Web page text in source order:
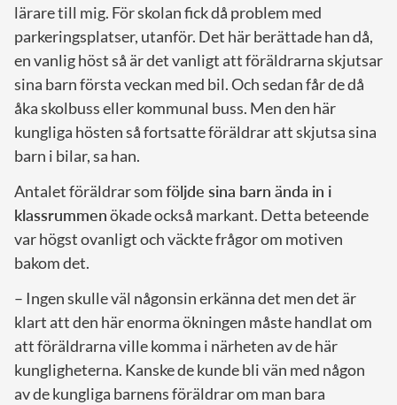
lärare till mig. För skolan fick då problem med
parkeringsplatser, utanför. Det här berättade han då,
en vanlig höst så är det vanligt att föräldrarna skjutsar
sina barn första veckan med bil. Och sedan får de då
åka skolbuss eller kommunal buss. Men den här
kungliga hösten så fortsatte föräldrar att skjutsa sina
barn i bilar, sa han.
Antalet föräldrar somföljde sina barn ända in i
klassrummenökade också markant. Detta beteende
var högst ovanligt och väckte frågor om motiven
bakom det.
– Ingen skulle väl någonsin erkänna det men det är
klart att den här enorma ökningen måste handlat om
att föräldrarna ville komma i närheten av de här
kungligheterna. Kanske de kunde bli vän med någon
av de kungliga barnens föräldrar om man bara